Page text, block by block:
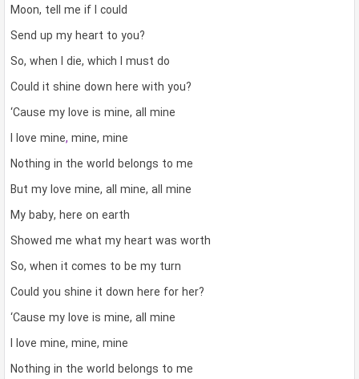
Moon, tell me if I could
Send up my heart to you?
So, when I die, which I must do
Could it shine down here with you?
‘Cause my love is mine, all mine
I love mine, mine, mine
Nothing in the world belongs to me
But my love mine, all mine, all mine
My baby, here on earth
Showed me what my heart was worth
So, when it comes to be my turn
Could you shine it down here for her?
‘Cause my love is mine, all mine
I love mine, mine, mine
Nothing in the world belongs to me